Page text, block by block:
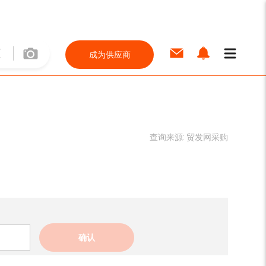
成为供应商
查询来源: 贸发网采购
确认